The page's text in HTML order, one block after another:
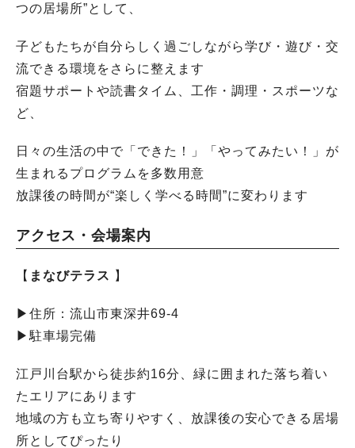
つの居場所”として、
子どもたちが自分らしく過ごしながら学び・遊び・交
流できる環境をさらに整えます
宿題サポートや読書タイム、工作・調理・スポーツな
ど、
日々の生活の中で「できた！」「やってみたい！」が
生まれるプログラムを多数用意
放課後の時間が“楽しく学べる時間”に変わります
アクセス・会場案内
【 まなびテラス 】
▶︎住所：流山市東深井69-4
▶︎駐車場完備
江戸川台駅から徒歩約16分、緑に囲まれた落ち着い
たエリアにあります
地域の方も立ち寄りやすく、放課後の安心できる居場
所としてぴったり